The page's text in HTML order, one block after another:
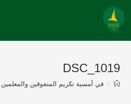
DSC_1019
> في أمسية تكريم المتفوقين والمعلمين المتقاعدين الـ 15 برعاية الدكتور عبد الله السيهاتي وبحضور نزيه النصر عضو إتحاد القدم إدارة نادي